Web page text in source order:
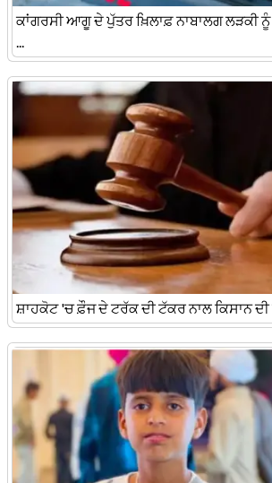
ਕਾਂਗਰਸੀ ਆਗੂ ਦੇ ਪੁੱਤਰ ਖ਼ਿਲਾਫ਼ ਨਾਬਾਲਗ ਲੜਕੀ ਨੂੰ
...
ਸ਼ਾਹਕੋਟ 'ਚ ਫ਼ੌਜ ਦੇ ਟਰੱਕ ਦੀ ਟੱਕਰ ਨਾਲ ਕਿਸਾਨ ਦੀ